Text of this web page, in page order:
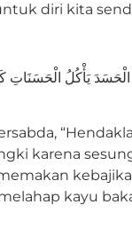
diri kita
karena
kayu